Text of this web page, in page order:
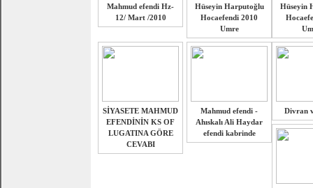
Mahmud efendi Hz-
12/ Mart /2010
Hüseyin Harputoğlu
Hocaefendi 2010
Umre
Hüseyin
SİYASETE MAHMUD
EFENDİNİN KS OF
LUGATINA GÖRE
CEVABI
Mahmud efendi -
Ahıskalı Ali Haydar
efendi kabrinde
Divran